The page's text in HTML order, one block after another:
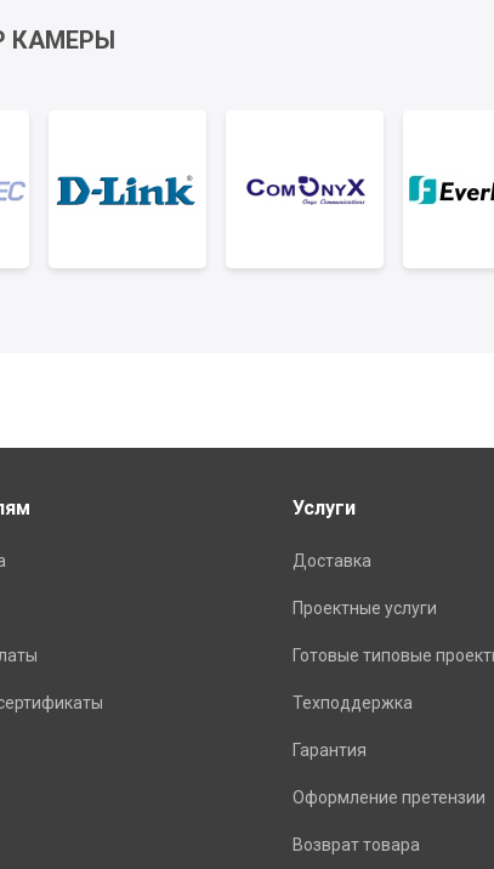
КАМЕРЫ
Услуги
Доставка
Проектные услуги
Готовые типовые
Техподдержка
Гарантия
Оформление претензии
Возврат товара